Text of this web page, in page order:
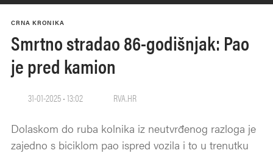
CRNA KRONIKA
Smrtno stradao 86-godišnjak: Pao
je pred kamion
31-01-2025 • 13:02 RVA.HR
Dolaskom do ruba kolnika iz neutvrđenog razloga je
zajedno s biciklom pao ispred vozila i to u trenutku